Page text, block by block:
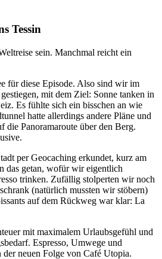
Tessin
sein. Manchmal reicht ein
für diese Episode. Also sind wir im
mit dem Ziel: Sonne tanken in
Es fühlte sich ein bisschen an wie
hatte allerdings andere Pläne und
die Panoramaroute über den Berg.
per Geocaching erkundet, kurz am
das getan, wofür wir eigentlich
trinken. Zufällig stolperten wir noch
(natürlich mussten wir stöbern)
auf dem Rückweg war klar: La
mit maximalem Urlaubsgefühl und
Espresso, Umwege und
neuen Folge von Café Utopia.